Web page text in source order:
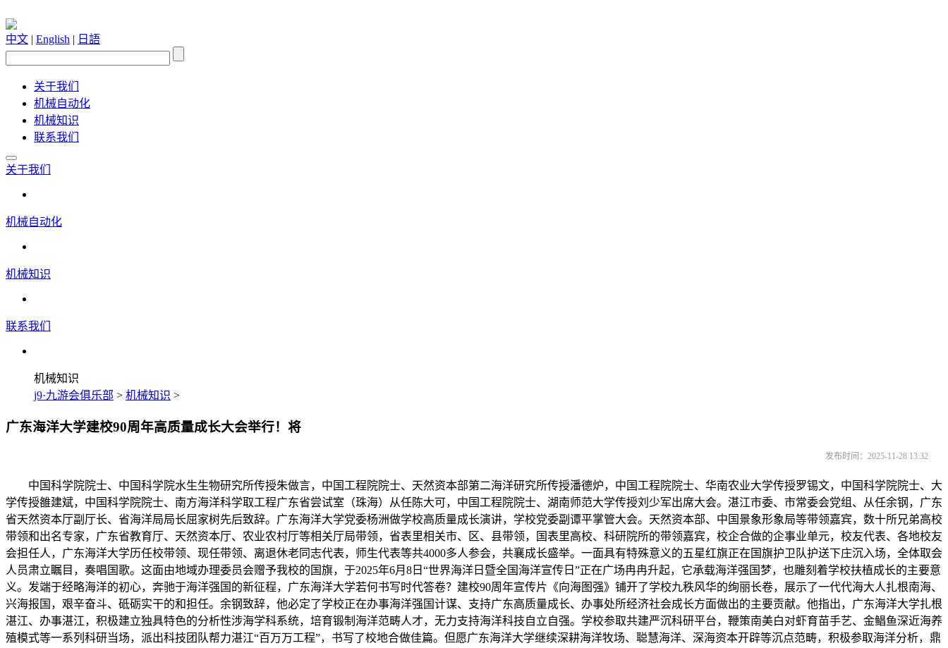
中文 | English | 日語
关于我们
机械自动化
机械知识
联系我们
关于我们
机械自动化
机械知识
联系我们
机械知识
j9·九游会俱乐部 > 机械知识 >
广东海洋大学建校90周年高质量成长大会举行！将
发布时间：2025-11-28 13:32
中国科学院院士、中国科学院水生生物研究所传授朱做言，中国工程院院士、天然资本部第二海洋研究所传授潘德炉，中国工程院院士、华南农业大学传授罗锡文，中国科学院院士、大
学传授雒建斌，中国科学院院士、南方海洋科学取工程广东省尝试室（珠海）从任陈大可，中国工程院院士、湖南师范大学传授刘少军出席大会。湛江市委、市常委会党组、从任余钢，广东
省天然资本厅副厅长、省海洋局局长屈家树先后致辞。广东海洋大学党委杨洲做学校高质量成长演讲，学校党委副谭平掌管大会。天然资本部、中国景象形象局等带领嘉宾，数十所兄弟高校
带领和出名专家，广东省教育厅、天然资本厅、农业农村厅等相关厅局带领，省表里相关市、区、县带领，国表里高校、科研院所的带领嘉宾，校企合做的企事业单元，校友代表、各地校友
会担任人，广东海洋大学历任校带领、现任带领、离退休老同志代表，师生代表等共4000多人参会，共襄成长盛举。一面具有特殊意义的五星红旗正在国旗护卫队护送下庄沉入场，全体取会
人员肃立瞩目，奏唱国歌。这面由地域办理委员会赠予我校的国旗，于2025年6月8日“世界海洋日暨全国海洋宣传日”正在广场冉冉升起，它承载海洋强国梦，也雕刻着学校扶植成长的主要意
义。发端于经略海洋的初心，奔驰于海洋强国的新征程，广东海洋大学若何书写时代答卷？建校90周年宣传片《向海图强》铺开了学校九秩风华的绚丽长卷，展示了一代代海大人扎根南海、
兴海报国，艰辛奋斗、砥砺实干的和担任。余钢致辞，他必定了学校正在办事海洋强国计谋、支持广东高质量成长、办事处所经济社会成长方面做出的主要贡献。他指出，广东海洋大学扎根
湛江、办事湛江，积极建立独具特色的分析性涉海学科系统，培育锻制海洋范畴人才，无力支持海洋科技自立自强。学校参取共建严沉科研平台，鞭策南美白对虾育苗手艺、金鲳鱼深近海养
殖模式等一系列科研当场，派出科技团队帮力湛江“百万万工程”，书写了校地合做佳篇。但愿广东海洋大学继续深耕海洋牧场、聪慧海洋、深海资本开辟等沉点范畴，积极参取海洋分析，鼎